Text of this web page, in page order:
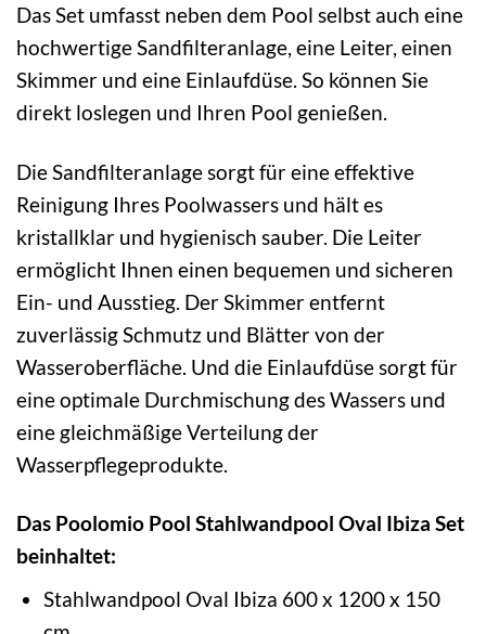
Das Set umfasst neben dem Pool selbst auch eine
hochwertige Sandfilteranlage, eine Leiter, einen
Skimmer und eine Einlaufdüse. So können Sie
direkt loslegen und Ihren Pool genießen.
Die Sandfilteranlage sorgt für eine effektive
Reinigung Ihres Poolwassers und hält es
kristallklar und hygienisch sauber. Die Leiter
ermöglicht Ihnen einen bequemen und sicheren
Ein- und Ausstieg. Der Skimmer entfernt
zuverlässig Schmutz und Blätter von der
Wasseroberfläche. Und die Einlaufdüse sorgt für
eine optimale Durchmischung des Wassers und
eine gleichmäßige Verteilung der
Wasserpflegeprodukte.
Das Poolomio Pool Stahlwandpool Oval Ibiza Set
beinhaltet:
Stahlwandpool Oval Ibiza 600 x 1200 x 150